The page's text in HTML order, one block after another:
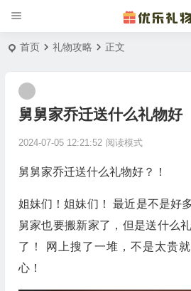
首页 礼物攻略 正文
舅舅家乔迁送什么礼物好
2024-07-05 12:21:52 阅读模式
舅舅家乔迁送什么礼物好？！
姐妹们！姐妹们！ 最近是不是好
舅家也要搬新家了，但是送什么
了！ 网上搜了一堆，不是太贵
心！